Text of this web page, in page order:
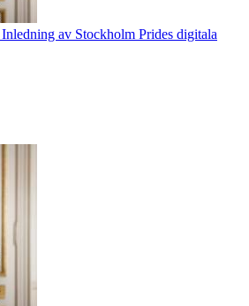
av Stockholm Prides digitala